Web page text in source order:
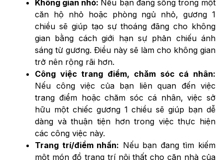
Không gian nhỏ: Nếu bạn đang sống trong một
căn hộ nhỏ hoặc phòng ngủ nhỏ, gương 1
chiều sẽ giúp tạo sự thoáng đãng cho không
gian bằng cách giới hạn sự phản chiếu ánh
sáng từ gương. Điều này sẽ làm cho không gian
trở nên rộng rãi hơn.
Công việc trang điểm, chăm sóc cá nhân:
Nếu công việc của bạn liên quan đến việc
trang điểm hoặc chăm sóc cá nhân, việc sở
hữu một chiếc gương 1 chiều sẽ giúp bạn dễ
dàng và thuận tiện hơn trong việc thực hiện
các công việc này.
Trang trí/điểm nhấn: Nếu bạn đang tìm kiếm
một món đồ trang trí nội thất cho căn nhà của